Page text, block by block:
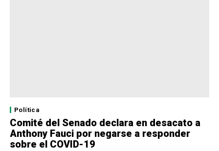
Política
Comité del Senado declara en desacato a
Anthony Fauci por negarse a responder
sobre el COVID-19